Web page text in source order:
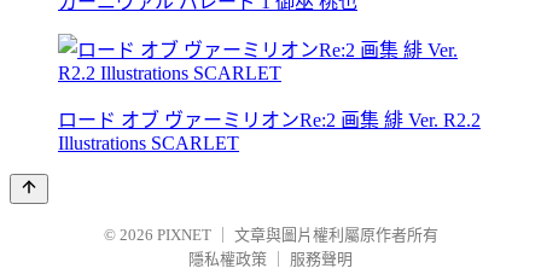
ロード オブ ヴァーミリオンRe:2 画集 緋 Ver. R2.2
Illustrations SCARLET
© 2026 PIXNET
文章與圖片權利屬原作者所有
隱私權政策
服務聲明